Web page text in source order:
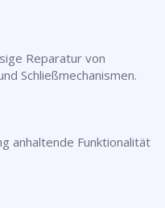
Reparatur von
Schließmechanismen.
anhaltende Funktionalität